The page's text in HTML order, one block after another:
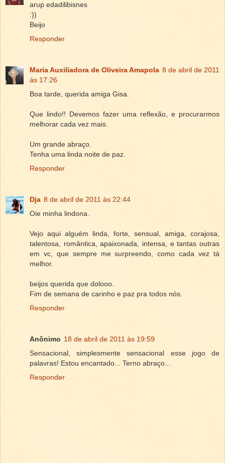
arup edadilibisnes
:))
Beijo
Responder
Maria Auxiliadora de Oliveira Amapola 8 de abril de 2011
às 17:26
Boa tarde, querida amiga Gisa.
Que lindo!! Devemos fazer uma reflexão, e procurarmos
melhorar cada vez mais.
Um grande abraço.
Tenha uma linda noite de paz.
Responder
Dja 8 de abril de 2011 às 22:44
Oie minha lindona.
Vejo aqui alguém linda, forte, sensual, amiga, corajosa,
talentosa, romântica, apaixonada, intensa, e tantas outras
em vc, que sempre me surpreendo, como cada vez tá
melhor.
beijos querida que dolooo.
Fim de semana de carinho e paz pra todos nós.
Responder
Anônimo 18 de abril de 2011 às 19:59
Sensacional, simplesmente sensacional esse jogo de
palavras! Estou encantado... Terno abraço...
Responder